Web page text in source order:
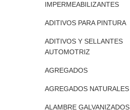
IMPERMEABILIZANTES
ADITIVOS PARA PINTURA
ADITIVOS Y SELLANTES
AUTOMOTRIZ
AGREGADOS
AGREGADOS NATURALES
ALAMBRE GALVANIZADOS